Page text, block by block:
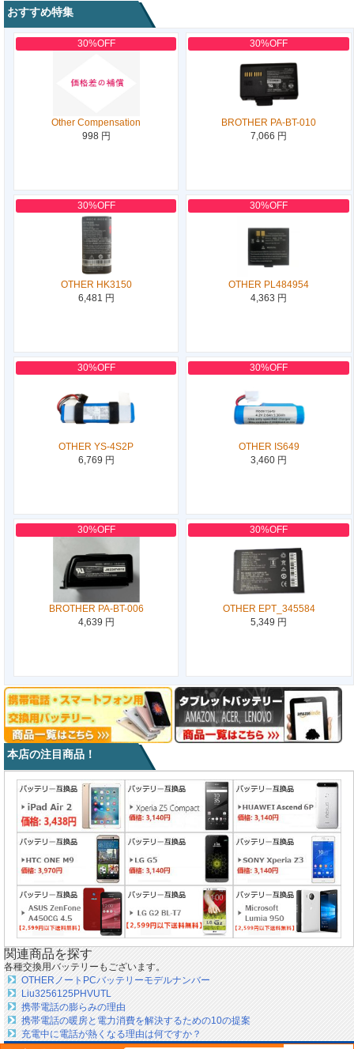
おすすめ特集
30%OFF
Other Compensation
998 円
30%OFF
BROTHER PA-BT-010
7,066 円
30%OFF
OTHER HK3150
6,481 円
30%OFF
OTHER PL484954
4,363 円
30%OFF
OTHER YS-4S2P
6,769 円
30%OFF
OTHER IS649
3,460 円
30%OFF
BROTHER PA-BT-006
4,639 円
30%OFF
OTHER EPT_345584
5,349 円
本店の注目商品！
関連商品を探す
各種交換用バッテリーもございます。
OTHERノートPCバッテリーモデルナンバー
Liu3256125PHVUTL
携帯電話の膨らみの理由
携帯電話の暖房と電力消費を解決するための10の提案
充電中に電話が熱くなる理由は何ですか？